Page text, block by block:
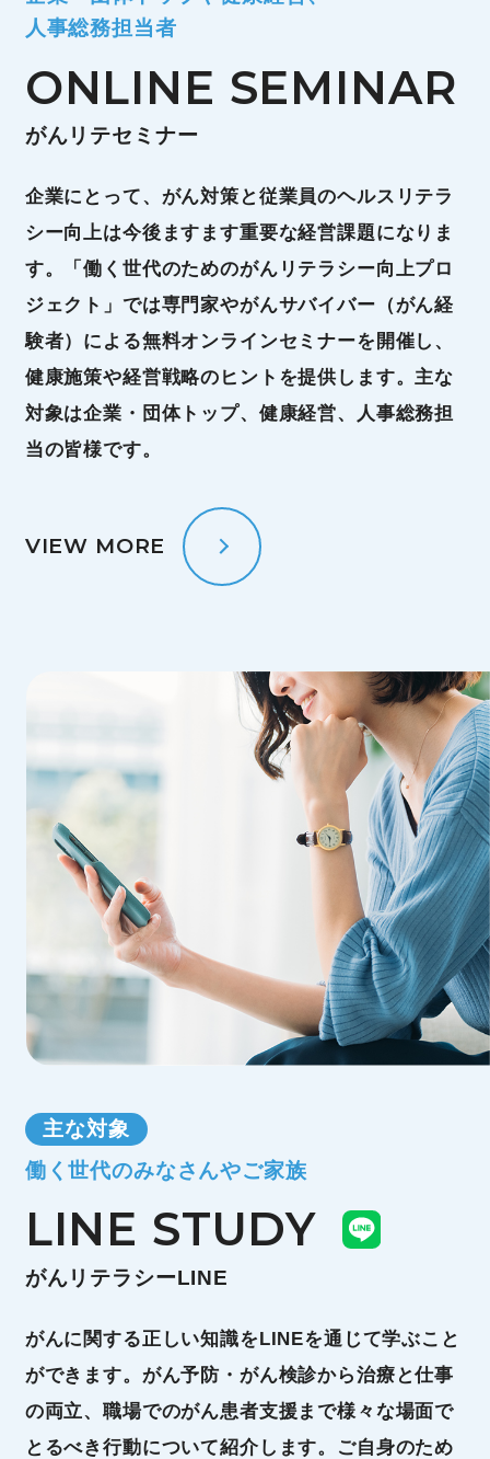
人事総務担当者
ONLINE SEMINAR
がんリテセミナー
企業にとって、がん対策と従業員のヘルスリテラ
シー向上は今後ますます重要な経営課題になりま
す。「働く世代のためのがんリテラシー向上プロ
ジェクト」では専門家やがんサバイバー（がん経
験者）による無料オンラインセミナーを開催し、
健康施策や経営戦略のヒントを提供します。主な
対象は企業・団体トップ、健康経営、人事総務担
当の皆様です。
VIEW MORE
主な対象
働く世代のみなさんやご家族
LINE STUDY
がんリテラシーLINE
がんに関する正しい知識をLINEを通じて学ぶこと
ができます。がん予防・がん検診から治療と仕事
の両立、職場でのがん患者支援まで様々な場面で
とるべき行動について紹介します。ご自身のため